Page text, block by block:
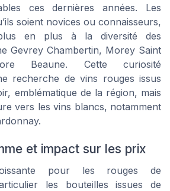
ces dernières années. Les
soient novices ou connaisseurs,
plus en plus à la diversité des
Gevrey Chambertin, Morey Saint
Beaune. Cette curiosité
recherche de vins rouges issus
emblématique de la région, mais
vers les vins blancs, notamment
et impact sur les prix
pour les rouges de
les bouteilles issues de